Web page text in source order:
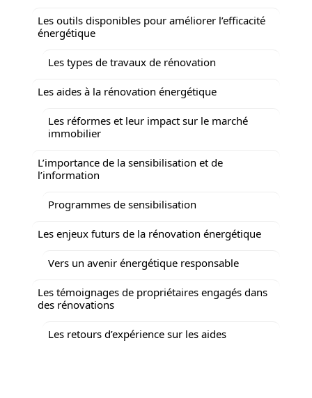
Les outils disponibles pour améliorer l’efficacité
énergétique
Les types de travaux de rénovation
Les aides à la rénovation énergétique
Les réformes et leur impact sur le marché
immobilier
L’importance de la sensibilisation et de
l’information
Programmes de sensibilisation
Les enjeux futurs de la rénovation énergétique
Vers un avenir énergétique responsable
Les témoignages de propriétaires engagés dans
des rénovations
Les retours d’expérience sur les aides